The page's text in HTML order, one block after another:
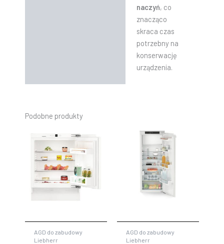
naczyń, co
znacząco
skraca czas
potrzebny na
konserwację
urządzenia.
Podobne produkty
AGD do zabudowy
Liebherr
AGD do zabudowy
Liebherr